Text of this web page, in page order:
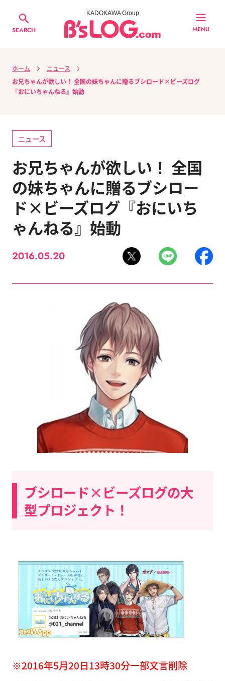
SEARCH
KADOKAWA Group
MENU
ホーム
ニュース
お兄ちゃんが欲しい！ 全国の妹ちゃんに贈るブシロード×ビーズログ
『おにいちゃんねる』始動
ニュース
お兄ちゃんが欲しい！ 全国
の妹ちゃんに贈るブシロー
ド×ビーズログ『おにいち
ゃんねる』始動
2016.05.20
ブシロード×ビーズログの大
型プロジェクト！
※2016年5月20日13時30分一部文言削除